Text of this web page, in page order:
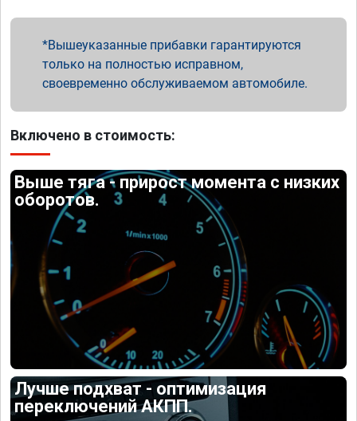
Вышеуказанные прибавки гарантируются
только на полностью исправном,
своевременно обслуживаемом автомобиле.
Включено в стоимость:
Выше тяга - прирост момента с низких
оборотов.
Лучше подхват - оптимизация
переключений АКПП.